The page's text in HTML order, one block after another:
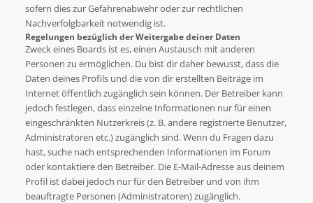
sofern dies zur Gefahrenabwehr oder zur rechtlichen
Nachverfolgbarkeit notwendig ist.
Regelungen bezüglich der Weitergabe deiner Daten
Zweck eines Boards ist es, einen Austausch mit anderen
Personen zu ermöglichen. Du bist dir daher bewusst, dass die
Daten deines Profils und die von dir erstellten Beiträge im
Internet öffentlich zugänglich sein können. Der Betreiber kann
jedoch festlegen, dass einzelne Informationen nur für einen
eingeschränkten Nutzerkreis (z. B. andere registrierte Benutzer,
Administratoren etc.) zugänglich sind. Wenn du Fragen dazu
hast, suche nach entsprechenden Informationen im Forum
oder kontaktiere den Betreiber. Die E-Mail-Adresse aus deinem
Profil ist dabei jedoch nur für den Betreiber und von ihm
beauftragte Personen (Administratoren) zugänglich.